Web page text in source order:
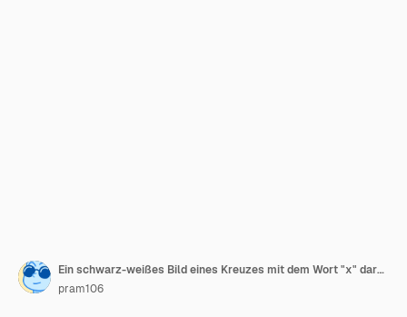
Ein schwarz-weißes Bild eines Kreuzes mit dem Wort "x" darauf
pram106